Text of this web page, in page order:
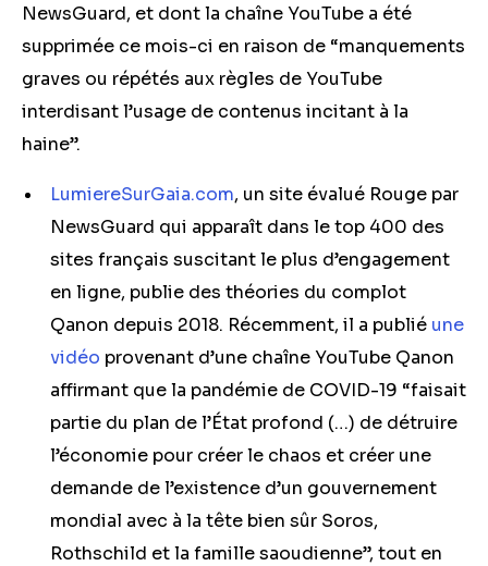
NewsGuard, et dont la chaîne YouTube a été
supprimée ce mois-ci en raison de “manquements
graves ou répétés aux règles de YouTube
interdisant l’usage de contenus incitant à la
haine”.
LumiereSurGaia.com, un site évalué Rouge par
NewsGuard qui apparaît dans le top 400 des
sites français suscitant le plus d’engagement
en ligne, publie des théories du complot
Qanon depuis 2018. Récemment, il a publié une
vidéo provenant d’une chaîne YouTube Qanon
affirmant que la pandémie de COVID-19 “faisait
partie du plan de l’État profond (…) de détruire
l’économie pour créer le chaos et créer une
demande de l’existence d’un gouvernement
mondial avec à la tête bien sûr Soros,
Rothschild et la famille saoudienne”, tout en